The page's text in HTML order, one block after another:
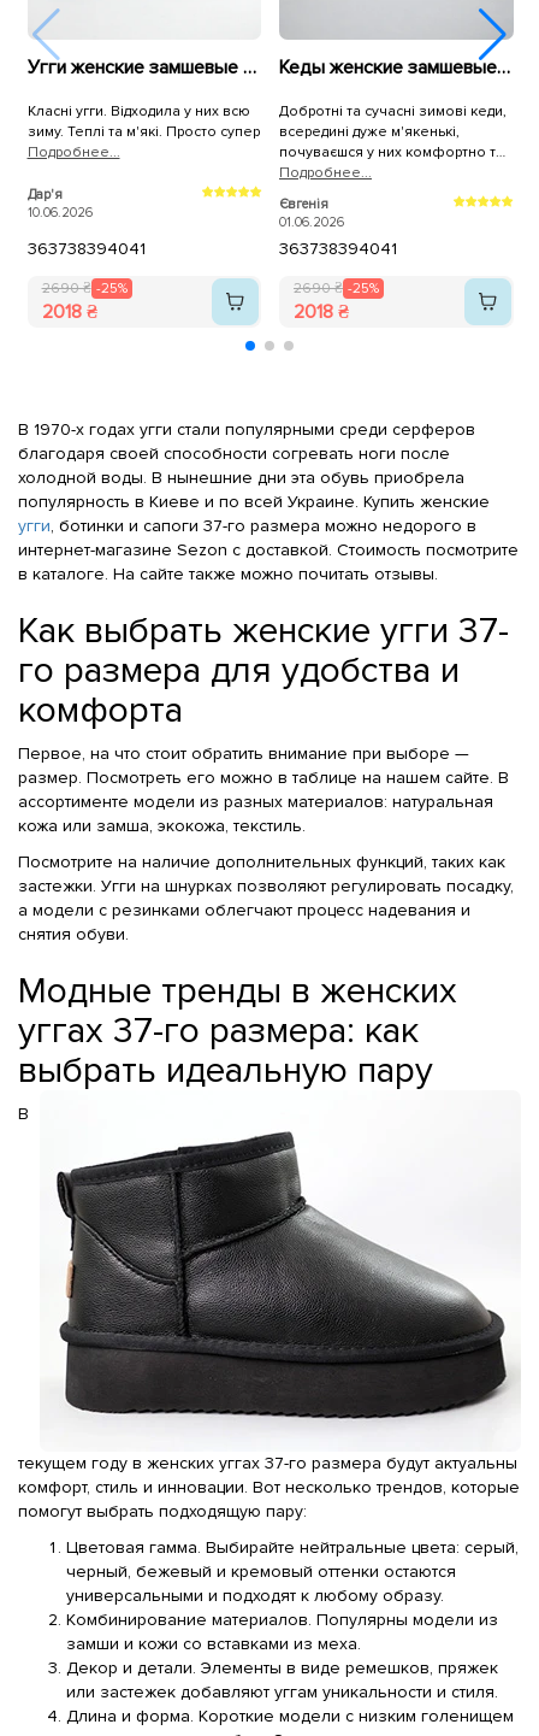
Угги женские замшевые низкие мех 593397 Черные
Класні угги. Відходила у них всю
зиму. Теплі та м'які. Просто супер
Подробнее...
Дар'я
10.06.2026
363738394041
2690 ₴ -25%
2018 ₴
Кеды женские замшевые мех 592877 Черные
Добротні та сучасні зимові кеди,
всередині дуже м'якенькі,
почуваєшся у них комфортно та
затишно!🤩 Велике дякую за
якісне і зручне взуття та за
доброзичливість і
РЕКОМЕНДУЮ!!!
Подробнее...
Євгенія
01.06.2026
363738394041
2690 ₴ -25%
2018 ₴
В 1970-х годах угги стали популярными среди серферов
благодаря своей способности согревать ноги после
холодной воды. В нынешние дни эта обувь приобрела
популярность в Киеве и по всей Украине. Купить женские
угги, ботинки и сапоги 37-го размера можно недорого в
интернет-магазине Sezon с доставкой. Стоимость посмотрите
в каталоге. На сайте также можно почитать отзывы.
Как выбрать женские угги 37-
го размера для удобства и
комфорта
Первое, на что стоит обратить внимание при выборе —
размер. Посмотреть его можно в таблице на нашем сайте. В
ассортименте модели из разных материалов: натуральная
кожа или замша, экокожа, текстиль.
Посмотрите на наличие дополнительных функций, таких как
застежки. Угги на шнурках позволяют регулировать посадку,
а модели с резинками облегчают процесс надевания и
снятия обуви.
Модные тренды в женских
уггах 37-го размера: как
выбрать идеальную пару
В
текущем году в женских уггах 37-го размера будут актуальны
комфорт, стиль и инновации. Вот несколько трендов, которые
помогут выбрать подходящую пару:
Цветовая гамма. Выбирайте нейтральные цвета: серый,
черный, бежевый и кремовый оттенки остаются
универсальными и подходят к любому образу.
Комбинирование материалов. Популярны модели из
замши и кожи со вставками из меха.
Декор и детали. Элементы в виде ремешков, пряжек
или застежек добавляют уггам уникальности и стиля.
Длина и форма. Короткие модели с низким голенищем